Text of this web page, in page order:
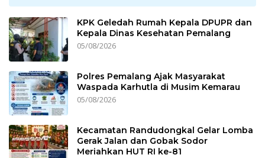
KPK Geledah Rumah Kepala DPUPR dan
Kepala Dinas Kesehatan Pemalang
05/08/2026
Polres Pemalang Ajak Masyarakat
Waspada Karhutla di Musim Kemarau
05/08/2026
Kecamatan Randudongkal Gelar Lomba
Gerak Jalan dan Gobak Sodor
Meriahkan HUT RI ke-81